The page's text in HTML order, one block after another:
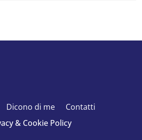
Dicono di me
Contatti
& Cookie Policy